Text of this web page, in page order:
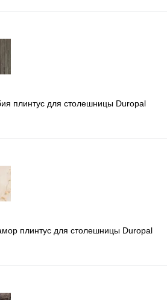
плинтус для столешницы Duropal
плинтус для столешницы Duropal